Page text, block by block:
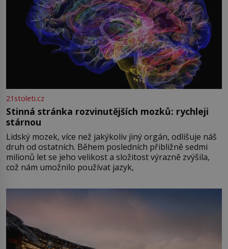
21stoleti.cz
Stinná stránka rozvinutějších mozků: rychleji
stárnou
Lidský mozek, více než jakýkoliv jiný orgán, odlišuje náš
druh od ostatních. Během posledních přibližně sedmi
milionů let se jeho velikost a složitost výrazně zvýšila,
což nám umožnilo používat jazyk,